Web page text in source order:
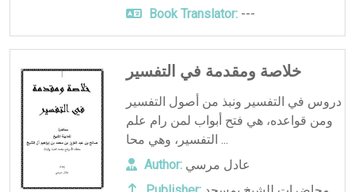
Book Translator:---
خلاصة ومقدمة في التفسير
دروس في التفسير ونبذ من أصول التفسير
ومن قواعده، هي فتح أبواب لمن رام علم
التفسير، وهي محا ...
Author: عادل مرسي